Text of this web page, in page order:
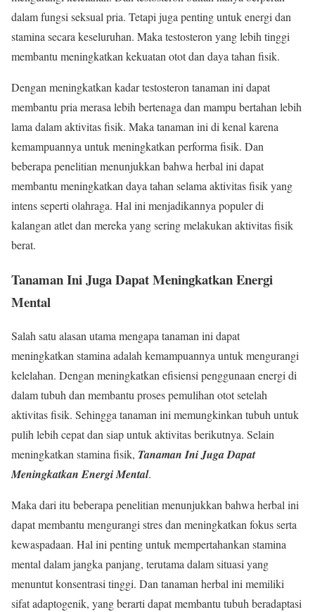
dalam fungsi seksual pria. Tetapi juga penting untuk energi dan
stamina secara keseluruhan. Maka testosteron yang lebih tinggi
membantu meningkatkan kekuatan otot dan daya tahan fisik.
Dengan meningkatkan kadar testosteron tanaman ini dapat
membantu pria merasa lebih bertenaga dan mampu bertahan lebih
lama dalam aktivitas fisik. Maka tanaman ini di kenal karena
kemampuannya untuk meningkatkan performa fisik. Dan
beberapa penelitian menunjukkan bahwa herbal ini dapat
membantu meningkatkan daya tahan selama aktivitas fisik yang
intens seperti olahraga. Hal ini menjadikannya populer di
kalangan atlet dan mereka yang sering melakukan aktivitas fisik
berat.
Tanaman Ini Juga Dapat Meningkatkan Energi
Mental
Salah satu alasan utama mengapa tanaman ini dapat
meningkatkan stamina adalah kemampuannya untuk mengurangi
kelelahan. Dengan meningkatkan efisiensi penggunaan energi di
dalam tubuh dan membantu proses pemulihan otot setelah
aktivitas fisik. Sehingga tanaman ini memungkinkan tubuh untuk
pulih lebih cepat dan siap untuk aktivitas berikutnya. Selain
meningkatkan stamina fisik, Tanaman Ini Juga Dapat
Meningkatkan Energi Mental.
Maka dari itu beberapa penelitian menunjukkan bahwa herbal ini
dapat membantu mengurangi stres dan meningkatkan fokus serta
kewaspadaan. Hal ini penting untuk mempertahankan stamina
mental dalam jangka panjang, terutama dalam situasi yang
menuntut konsentrasi tinggi. Dan tanaman herbal ini memiliki
sifat adaptogenik, yang berarti dapat membantu tubuh beradaptasi